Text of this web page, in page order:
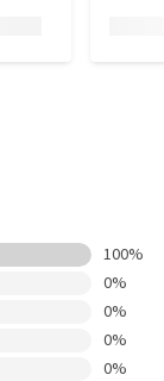
100%
0%
0%
0%
0%